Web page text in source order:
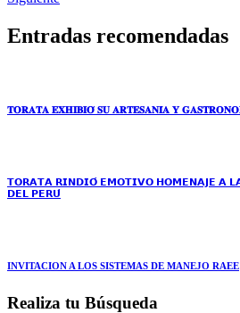
Entradas recomendadas
𝐓𝐎𝐑𝐀𝐓𝐀 𝐄𝐗𝐇𝐈𝐁𝐈𝐎́ 𝐒𝐔 𝐀𝐑𝐓𝐄𝐒𝐀𝐍𝐈́𝐀 𝐘
𝗧𝗢𝗥𝗔𝗧𝗔 𝗥𝗜𝗡𝗗𝗜𝗢́ 𝗘𝗠𝗢𝗧𝗜𝗩𝗢 𝗛𝗢𝗠𝗘𝗡𝗔𝗝𝗘 𝗔
𝗗𝗘𝗟 𝗣𝗘𝗥𝗨́
INVITACION A LOS SISTEMAS DE MANEJO RAEE
Realiza tu Búsqueda